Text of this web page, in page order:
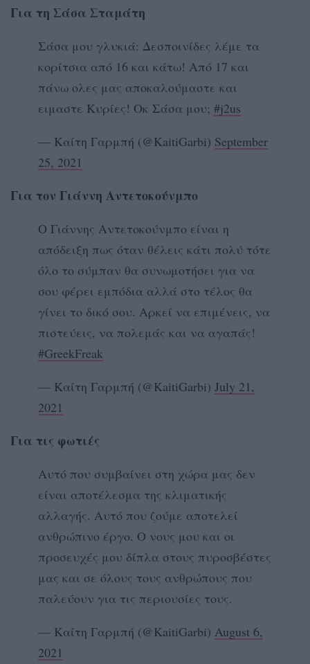
Για τη Σάσα Σταμάτη
Σάσα μου γλυκιά: Δεσποινίδες λέμε τα
κορίτσια από 16 και κάτω! Από 17 και
πάνω ολες μας αποκαλούμαστε και
ειμαστε Κυρίες! Οκ Σάσα μου; #j2us
— Καίτη Γαρμπή (@KaitiGarbi) September
25, 2021
Για τον Γιάννη Αντετοκούνμπο
Ο Γιάννης Αντετοκούνμπο είναι η
απόδειξη πως όταν θέλεις κάτι πολύ τότε
όλο το σύμπαν θα συνωμοτήσει για να
σου φέρει εμπόδια αλλά στο τέλος θα
γίνει το δικό σου. Αρκεί να επιμένεις, να
πιστεύεις, να πολεμάς και να αγαπάς!
#GreekFreak
— Καίτη Γαρμπή (@KaitiGarbi) July 21,
2021
Για τις φωτιές
Αυτό που συμβαίνει στη χώρα μας δεν
είναι αποτέλεσμα της κλιματικής
αλλαγής. Αυτό που ζούμε αποτελεί
ανθρώπινο έργο. Ο νους μου και οι
προσευχές μου δίπλα στους πυροσβέστες
μας και σε όλους τους ανθρώπους που
παλεύουν για τις περιουσίες τους.
— Καίτη Γαρμπή (@KaitiGarbi) August 6,
2021